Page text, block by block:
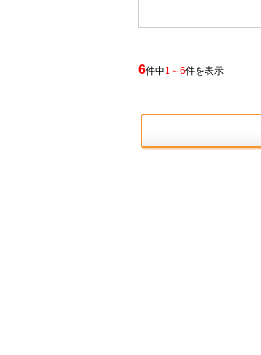
6件中1～6件を表示